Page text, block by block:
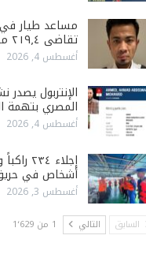
مساعد طيار في
تقاضى ٢١٩٫٤ مليون روبية…
أغسطس 4, 2026
الإنتربول
المصري بتهمة
أغسطس 4, 2026
إجلاء
أشخاص في
أغسطس 3, 2026
السابق التالي 1 من 1٬629